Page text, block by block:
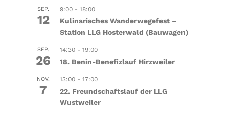
SEP.
12
9:00- 18:00
Kulinarisches Wanderwegefest –
Station LLG Hosterwald (Bauwagen)
SEP.
26
14:30- 19:00
18. Benin-Benefizlauf Hirzweiler
NOV.
7
13:00- 17:00
22. Freundschaftslauf der LLG
Wustweiler